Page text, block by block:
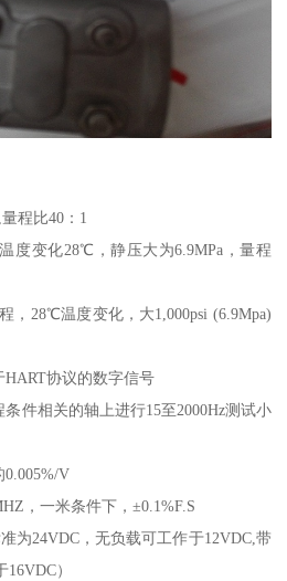
程比40：1
度变化28℃，静压大为6.9MPa，量程
，28℃温度变化，大1,000psi (6.9Mpa)
HART协议的数字信号
件相关的轴上进行15至2000Hz测试小
V
，一米条件下，±0.1%F.S
为24VDC，无负载可工作于12VDC,带
）